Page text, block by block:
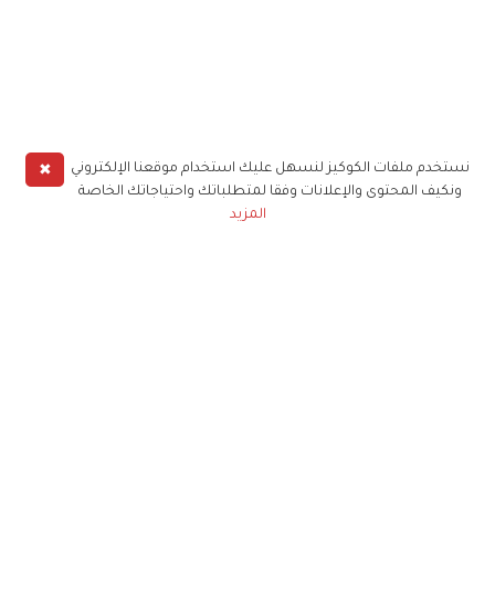
✖
نستخدم ملفات الكوكيز لنسهل عليك استخدام موقعنا الإلكتروني
ونكيف المحتوى والإعلانات وفقا لمتطلباتك واحتياجاتك الخاصة
المزيد